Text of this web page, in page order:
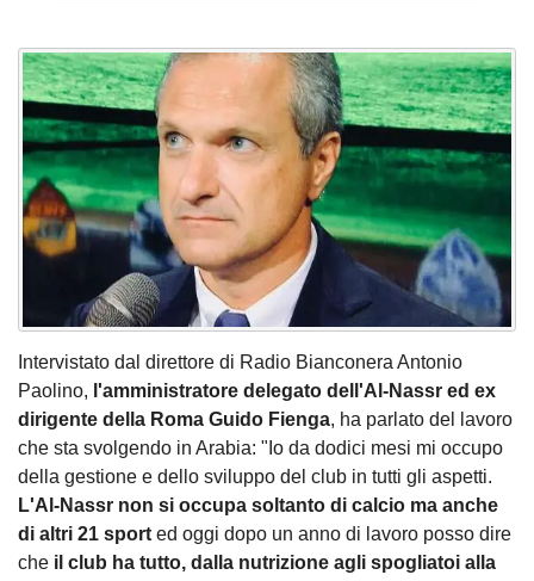
Intervistato dal direttore di Radio Bianconera Antonio
Paolino, l'amministratore delegato dell'Al-Nassr ed ex
dirigente della Roma Guido Fienga, ha parlato del lavoro
che sta svolgendo in Arabia: "Io da dodici mesi mi occupo
della gestione e dello sviluppo del club in tutti gli aspetti.
L'Al-Nassr non si occupa soltanto di calcio ma anche
di altri 21 sport ed oggi dopo un anno di lavoro posso dire
che il club ha tutto, dalla nutrizione agli spogliatoi alla